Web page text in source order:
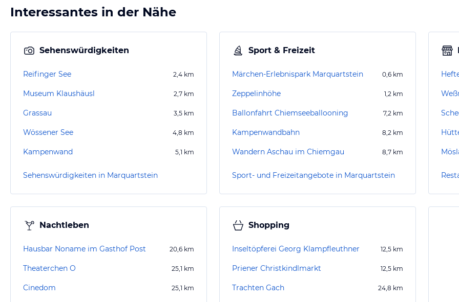
Interessantes in der Nähe
Sehenswürdigkeiten
Reifinger See 2,4 km
Museum Klaushäusl 2,7 km
Grassau 3,5 km
Wössener See 4,8 km
Kampenwand 5,1 km
Sehenswürdigkeiten in Marquartstein
Sport & Freizeit
Märchen-Erlebnispark Marquartstein 0,6 km
Zeppelinhöhe 1,2 km
Ballonfahrt Chiemseeballooning 7,2 km
Kampenwandbahn 8,2 km
Wandern Aschau im Chiemgau 8,7 km
Sport- und Freizeitangebote in Marquartstein
Nachtleben
Hausbar Noname im Gasthof Post 20,6 km
Theaterchen O 25,1 km
Cinedom 25,1 km
Shopping
Inseltöpferei Georg Klampfleuthner 12,5 km
Priener Christkindlmarkt 12,5 km
Trachten Gach 24,8 km